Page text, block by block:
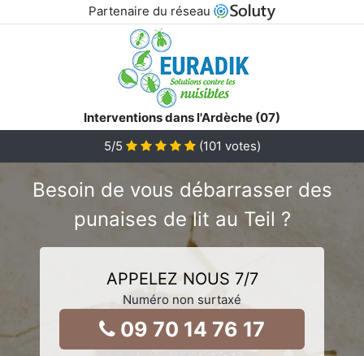
Partenaire du réseau
Interventions dans l'Ardèche (07)
5/5 (101 votes)
Besoin de vous débarrasser des
punaises de lit au Teil ?
APPELEZ NOUS 7/7
Numéro non surtaxé
09 70 14 76 17